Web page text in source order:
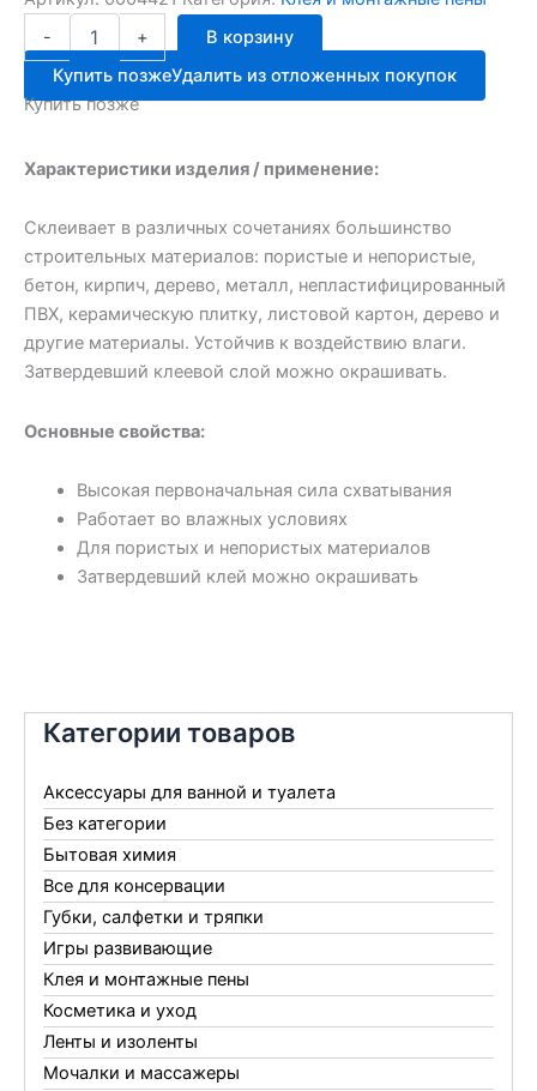
Категории товаров
Аксессуары для ванной и туалета
Без категории
Бытовая химия
Все для консервации
Губки, салфетки и тряпки
Игры развивающие
Клея и монтажные пены
Косметика и уход
Ленты и изоленты
Мочалки и массажеры
-
Количество
товара
Момент
Монтаж
125г
+
В корзину
Купить позжеУдалить из отложенных покупок
Купить позже
Характеристики изделия / применение:
Склеивает в различных сочетаниях большинство
строительных материалов: пористые и непористые,
бетон, кирпич, дерево, металл, непластифицированный
ПВХ, керамическую плитку, листовой картон, дерево и
другие материалы. Устойчив к воздействию влаги.
Затвердевший клеевой слой можно окрашивать.
Основные свойства:
Высокая первоначальная сила схватывания
Работает во влажных условиях
Для пористых и непористых материалов
Затвердевший клей можно окрашивать